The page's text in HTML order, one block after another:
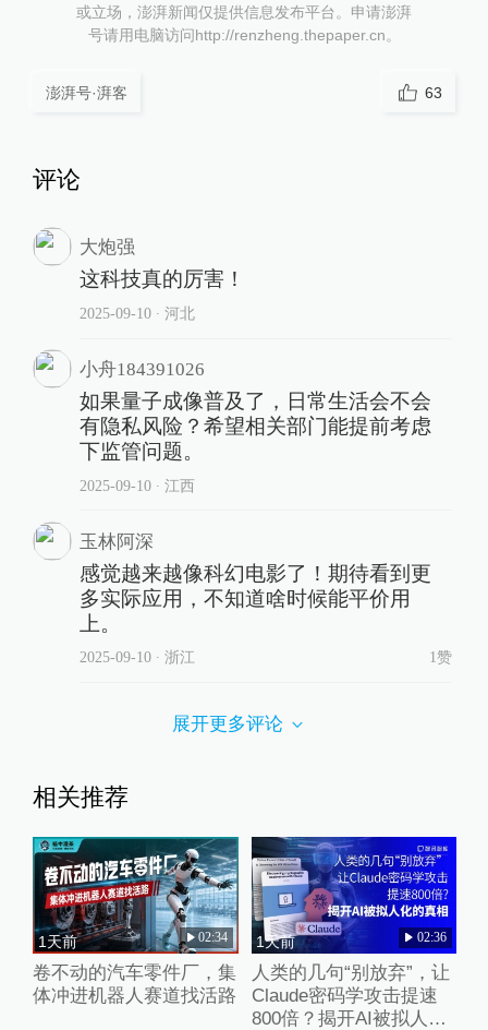
或立场，澎湃新闻仅提供信息发布平台。申请澎湃
号请用电脑访问http://renzheng.thepaper.cn。
澎湃号·湃客 63
评论
大炮强
这科技真的厉害！
2025-09-10∙ 河北
小舟184391026
如果量子成像普及了，日常生活会不会
有隐私风险？希望相关部门能提前考虑
下监管问题。
2025-09-10∙ 江西
玉林阿深
感觉越来越像科幻电影了！期待看到更
多实际应用，不知道啥时候能平价用
上。
2025-09-10∙ 浙江 1赞
展开更多评论
相关推荐
1天前 02:34
卷不动的汽车零件厂，集
体冲进机器人赛道找活路
1天前 02:36
人类的几句“别放弃”，让
Claude密码学攻击提速
800倍？揭开AI被拟人化